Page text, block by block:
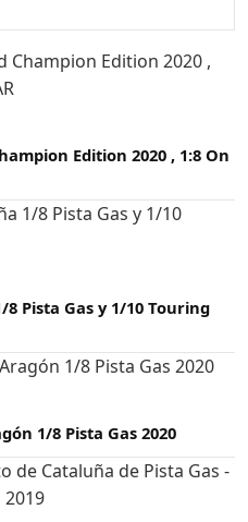
Edition 2020 , 1:8 On
8 Pista Gas y 1/10 Touring
1/8 Pista Gas 2020